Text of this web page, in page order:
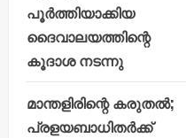
പൂർത്തിയാക്കിയ
ദൈവാലയത്തിന്റെ
കൂദാശ നടന്നു
മാന്തളിരിന്റെ കരുതൽ;
പ്രളയബാധിതർക്ക്